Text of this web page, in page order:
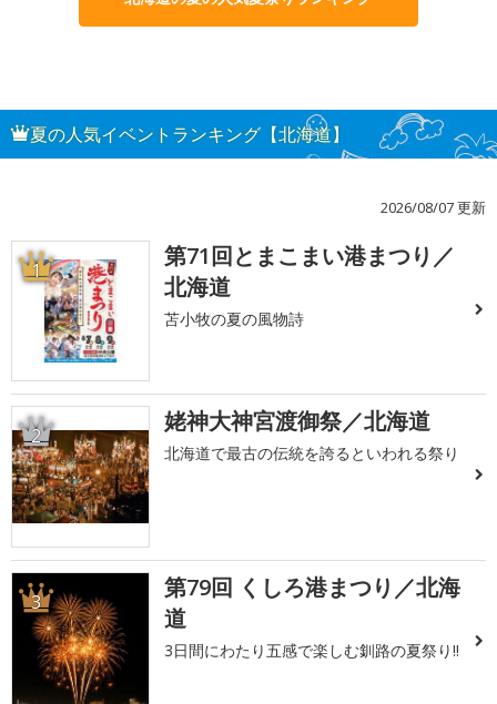
夏の人気イベントランキング【北海道】
2026/08/07 更新
1
第71回とまこまい港まつり／
北海道
苫小牧の夏の風物詩
2 姥神大神宮渡御祭／北海道
北海道で最古の伝統を誇るといわれる祭り
3
第79回 くしろ港まつり／北海
道
3日間にわたり五感で楽しむ釧路の夏祭り!!